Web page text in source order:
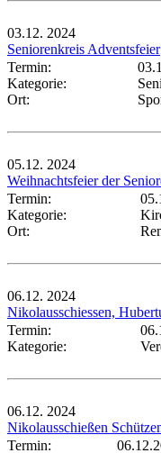
03.12. 2024
Seniorenkreis Adventsfeier
Termin:
Kategorie:
Ort:
05.12. 2024
Weihnachtsfeier der
Termin:
Kategorie:
Ort:
06.12. 2024
Nikolausschiessen,
Termin:
Kategorie:
06.12. 2024
Nikolausschießen
Termin: